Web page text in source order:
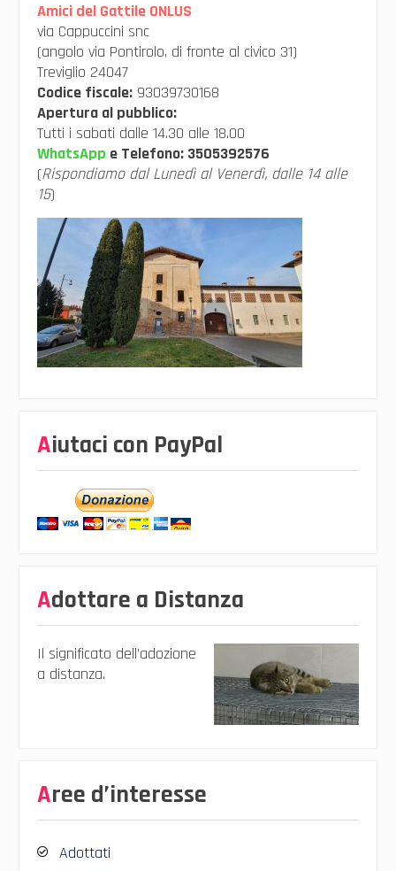
Amici del Gattile ONLUS
via Cappuccini snc
(angolo via Pontirolo, di fronte al civico 31)
Treviglio 24047
Codice fiscale:93039730168
Apertura al pubblico:
Tutti i sabati dalle 14.30 alle 18.00
WhatsApp e Telefono: 3505392576
(Rispondiamo dal Lunedì al Venerdì, dalle 14 alle
15)
Aiutaci con PayPal
Adottare a Distanza
Il significato dell’adozione
a distanza.
Aree d’interesse
Adottati